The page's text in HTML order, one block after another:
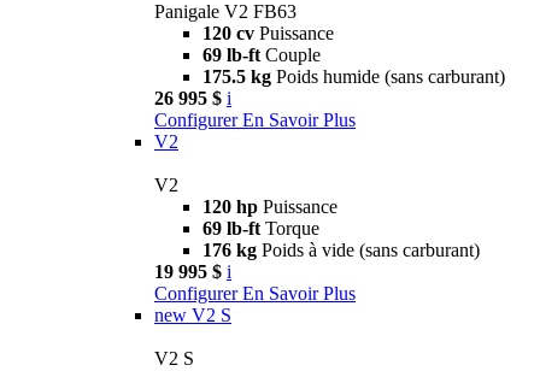
Panigale V2 FB63
120 cv Puissance
69 lb-ft Couple
175.5 kg Poids humide (sans carburant)
26 995 $ i
Configurer En Savoir Plus
V2
V2
120 hp Puissance
69 lb-ft Torque
176 kg Poids à vide (sans carburant)
19 995 $ i
Configurer En Savoir Plus
new V2 S
V2 S